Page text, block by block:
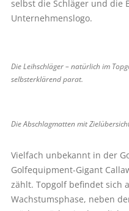
selbst die Schläger und die
Unternehmenslogo.
Die Leihschläger – natürlich im
selbsterklärend parat.
Die Abschlagmatten mit
Vielfach unbekannt in der
Golfequipment-Gigant
zählt. Topgolf befindet sich
Wachstumsphase, neben